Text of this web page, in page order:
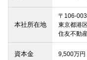
本社所在地
〒106-
東京都港
住友不動
資本金 9,500万円